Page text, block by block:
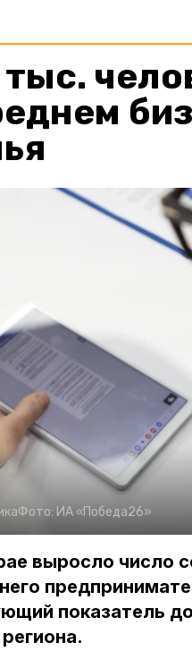
Фото: ИА «Победа26»
выросло число
показатель